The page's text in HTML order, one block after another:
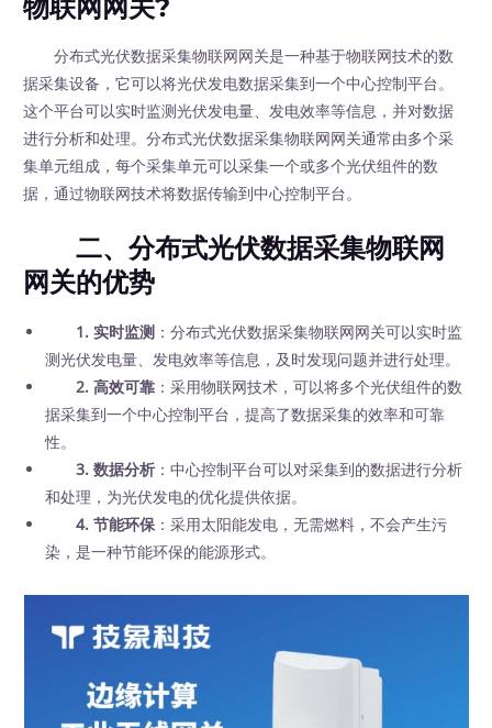
物联网网关?
分布式光伏数据采集物联网网关是一种基于物联网技术的数
据采集设备，它可以将光伏发电数据采集到一个中心控制平台。
这个平台可以实时监测光伏发电量、发电效率等信息，并对数据
进行分析和处理。分布式光伏数据采集物联网网关通常由多个采
集单元组成，每个采集单元可以采集一个或多个光伏组件的数
据，通过物联网技术将数据传输到中心控制平台。
二、分布式光伏数据采集物联网
网关的优势
1. 实时监测 ：分布式光伏数据采集物联网网关可以实时监
测光伏发电量、发电效率等信息，及时发现问题并进行处理。
2. 高效可靠 ：采用物联网技术，可以将多个光伏组件的数
据采集到一个中心控制平台，提高了数据采集的效率和可靠
性。
3. 数据分析 ：中心控制平台可以对采集到的数据进行分析
和处理，为光伏发电的优化提供依据。
4. 节能环保 ：采用太阳能发电，无需燃料，不会产生污
染，是一种节能环保的能源形式。